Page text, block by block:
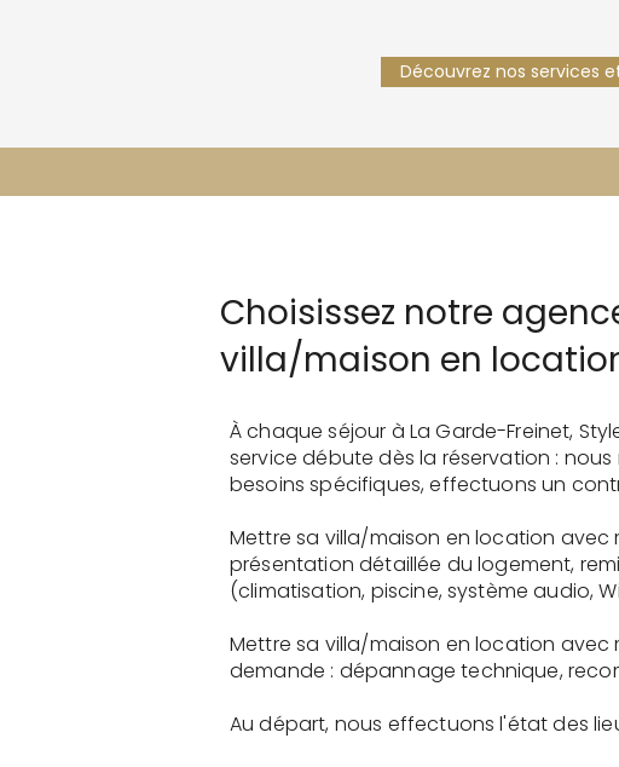
Découvrez nos services
Choisissez notre
villa/maison en
À chaque séjour à La Garde-Freinet,
service débute dès la réservation :
besoins spécifiques, effectuons un
Mettre sa villa/maison en location avec
présentation détaillée du logement,
(climatisation, piscine, système audio,
Mettre sa villa/maison en location avec
demande : dépannage technique,
Au départ, nous effectuons l'état des